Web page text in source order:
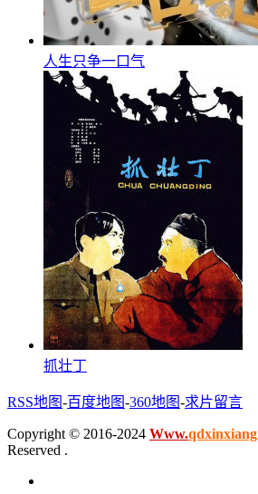
人生只争一口气
抓壮丁
RSS地图-百度地图-360地图-求片留言
Copyright © 2016-2024 Www.
Reserved .